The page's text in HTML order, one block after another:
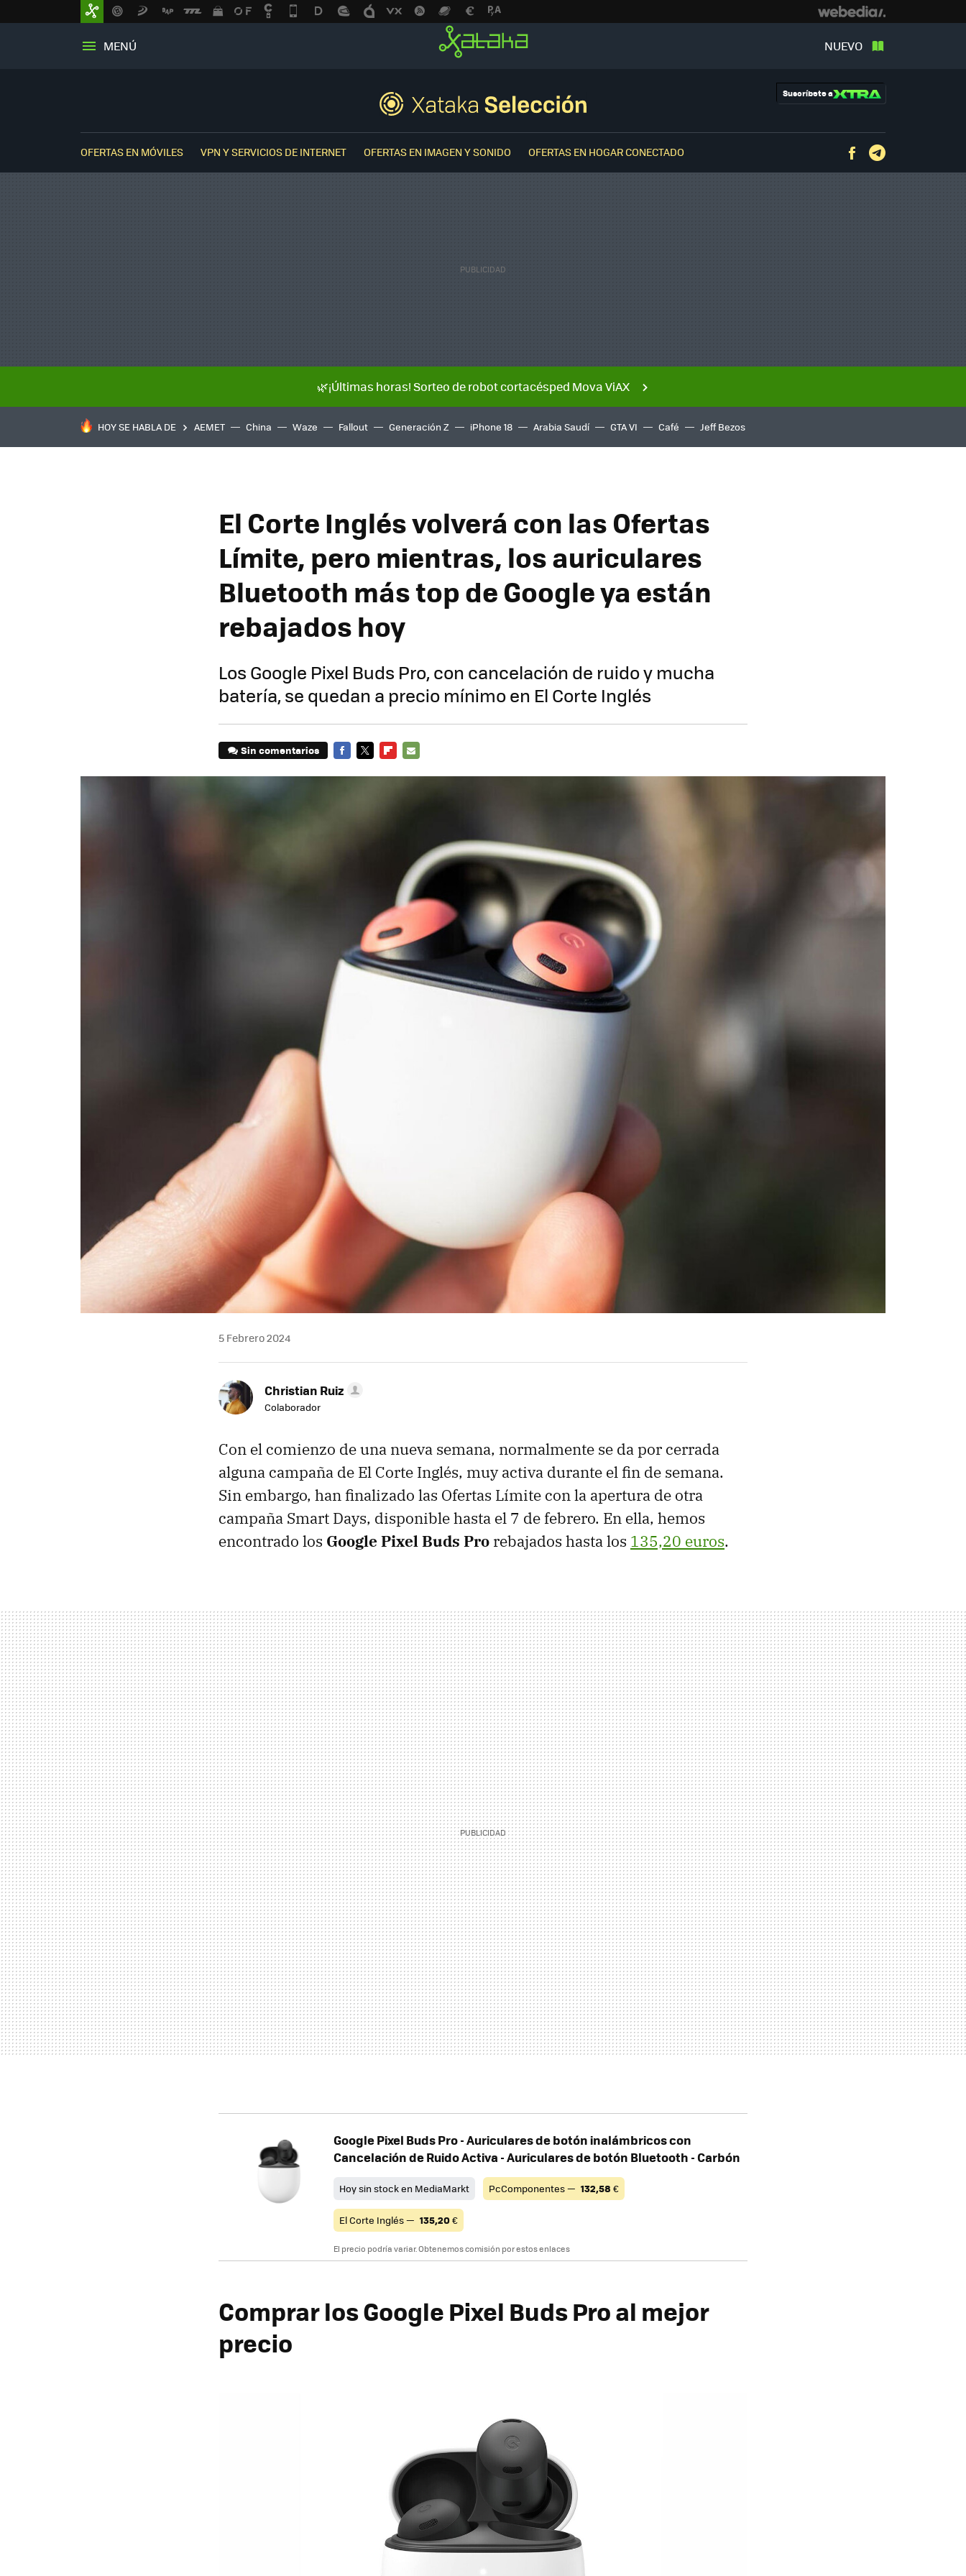
MENÚ NUEVO
Suscríbete a
OFERTAS EN MÓVILES VPN Y SERVICIOS DE INTERNET OFERTAS EN IMAGEN Y SONIDO OFERTAS EN HOGAR CONECTADO Facebook
🌿¡Últimas horas! Sorteo de robot cortacésped Mova ViAX
HOY SE HABLA DE AEMET China Waze Fallout Generación Z iPhone 18 Arabia Saudí GTA VI Café Jeff Bezos
El Corte Inglés volverá con las Ofertas
Límite, pero mientras, los auriculares
Bluetooth más top de Google ya están
rebajados hoy
Los Google Pixel Buds Pro, con cancelación de ruido y mucha
batería, se quedan a precio mínimo en El Corte Inglés
Sin comentarios
5 Febrero 2024
Christian Ruiz
Colaborador
Con el comienzo de una nueva semana, normalmente se da por cerrada
alguna campaña de El Corte Inglés, muy activa durante el fin de semana.
Sin embargo, han finalizado las Ofertas Límite con la apertura de otra
campaña Smart Days, disponible hasta el 7 de febrero. En ella, hemos
encontrado los Google Pixel Buds Pro rebajados hasta los 135,20 euros.
Google Pixel Buds Pro - Auriculares de botón inalámbricos con
Cancelación de Ruido Activa - Auriculares de botón Bluetooth - Carbón
Hoy sin stock en MediaMarkt PcComponentes — 132,58 €
El Corte Inglés — 135,20€
El precio podría variar. Obtenemos comisión por estos enlaces
Comprar los Google Pixel Buds Pro al mejor
precio